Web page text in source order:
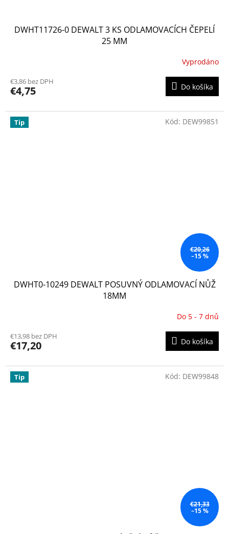
DWHT11726-0 DEWALT 3 KS ODLAMOVACÍCH ČEPELÍ
25 MM
Vyprodáno
€3,86 bez DPH
€4,75 Do košíka
Tip
€20,26
–15 %
DWHT0-10249 DEWALT POSUVNÝ ODLAMOVACÍ NŮŽ
18MM
Do 5 - 7 dnů
€13,98 bez DPH
€17,20 Do košíka
Kód: DEW99851
Tip
€21,33
–15 %
Kód: DEW99848